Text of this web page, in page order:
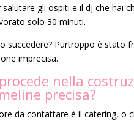
gli ospiti e il dj che hai
solo 30 minuti.
succedere? Purtroppo è stato
imprecisa.
nella
precisa?
da contattare è il catering, o